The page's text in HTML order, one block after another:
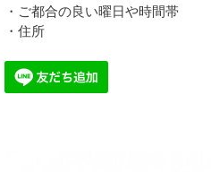
・ご都合の良い曜日や時間帯
・住所